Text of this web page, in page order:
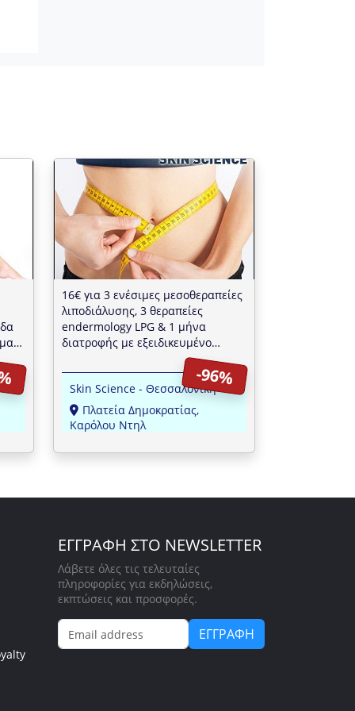
16€ για 3 ενέσιμες μεσοθεραπείες
λιποδιάλυσης, 3 θεραπείες
endermology LPG & 1 μήνα
διατροφής με εξειδικευμένο
διαιτολόγο, στα Skin Science!
-96%
Skin Science - Θεσσαλονίκη
Πλατεία Δημοκρατίας,
Καρόλου Ντηλ
ΕΓΓΡΑΦΗ ΣΤΟ NEWSLETTER
Λάβετε όλες τις τελευταίες
πληροφορίες για εκδηλώσεις,
εκπτώσεις και προσφορές.
ΕΓΓΡΑΦΗ